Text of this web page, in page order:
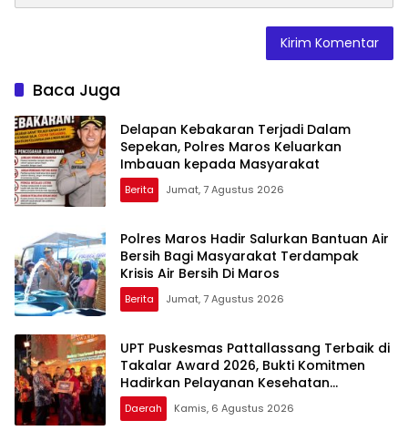
Baca Juga
Delapan Kebakaran Terjadi Dalam
Sepekan, Polres Maros Keluarkan
Imbauan kepada Masyarakat
Berita Jumat, 7 Agustus 2026
Polres Maros Hadir Salurkan Bantuan Air
Bersih Bagi Masyarakat Terdampak
Krisis Air Bersih Di Maros
Berita Jumat, 7 Agustus 2026
UPT Puskesmas Pattallassang Terbaik di
Takalar Award 2026, Bukti Komitmen
Hadirkan Pelayanan Kesehatan
Berkualitas
Daerah Kamis, 6 Agustus 2026